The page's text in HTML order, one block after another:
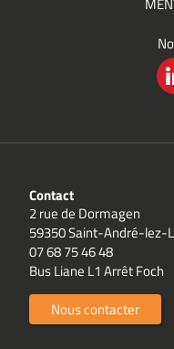
Contact
2 rue de Dormagen
59350 Saint-André-lez-
07 68 75 46 48
Bus Liane L1 Arrêt Foch
Nous contacter